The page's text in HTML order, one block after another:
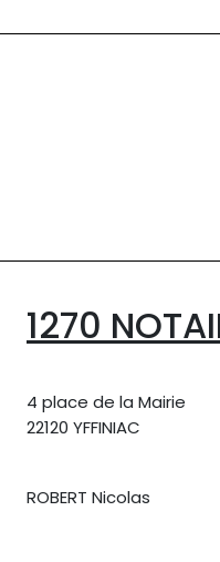
1270
4 place de la Mairie
22120 YFFINIAC
ROBERT Nicolas